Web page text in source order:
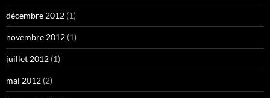
décembre 2012 (1)
novembre 2012 (1)
juillet 2012 (1)
mai 2012 (2)